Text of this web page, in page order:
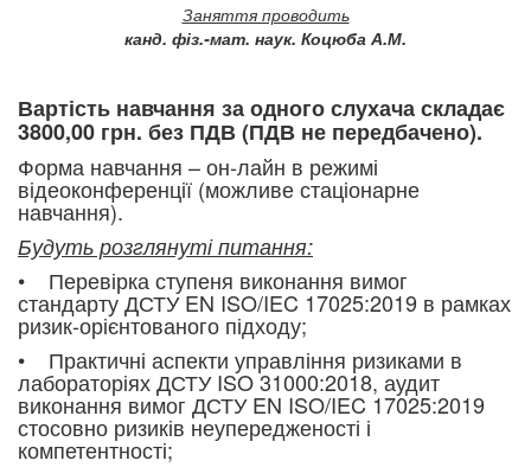
Заняття проводить
канд. фіз.-мат. наук. Коцюба А.М.
Вартість навчання за одного слухача складає
3800,00 грн. без ПДВ (ПДВ не передбачено).
Форма навчання – он-лайн в режимі
відеоконференції (можливе стаціонарне
навчання).
Будуть розглянуті питання:
• Перевірка ступеня виконання вимог
стандарту ДСТУ EN ISO/IEC 17025:2019 в рамках
ризик-орієнтованого підходу;
• Практичні аспекти управління ризиками в
лабораторіях ДСТУ ISO 31000:2018, аудит
виконання вимог ДСТУ EN ISO/IEC 17025:2019
стосовно ризиків неупередженості і
компетентності;